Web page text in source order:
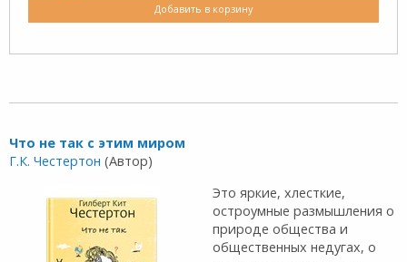
Добавить в корзину
Что не так с этим миром
Г.К. Честертон (Автор)
Это яркие, хлесткие,
остроумные размышления о
природе общества и
общественных недугах, о